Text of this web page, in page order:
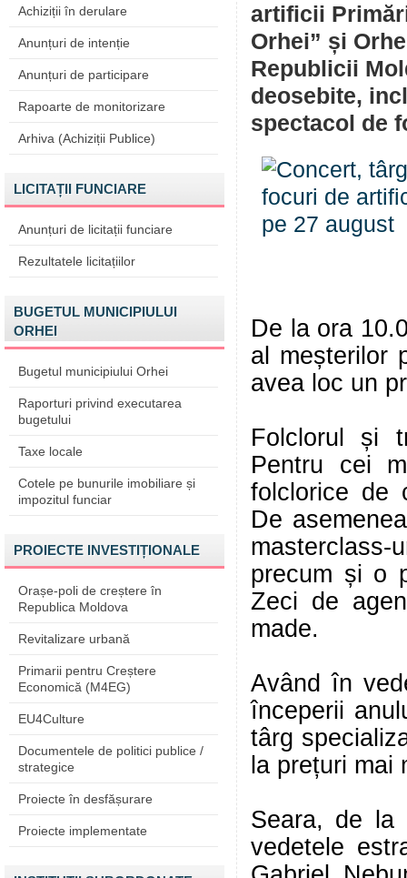
Achiziții în derulare
Anunțuri de intenție
Anunțuri de participare
Rapoarte de monitorizare
Arhiva (Achiziții Publice)
LICITAȚII FUNCIARE
Anunțuri de licitații funciare
Rezultatele licitațiilor
BUGETUL MUNICIPIULUI
ORHEI
Bugetul municipiului Orhei
Raporturi privind executarea
bugetului
Taxe locale
Cotele pe bunurile imobiliare și
impozitul funciar
PROIECTE INVESTIȚIONALE
Orașe-poli de creștere în
Republica Moldova
Revitalizare urbană
Primarii pentru Creștere
Economică (M4EG)
EU4Culture
Documentele de politici publice /
strategice
Proiecte în desfășurare
Proiecte implementate
artificii
Orhei” și
Republicii
deosebite,
spectacol de
De la ora
al meșterilor
avea loc un
Folclorul și
Pentru cei
folclorice de
De
precum și o
Zeci de
made.
Având în
începerii
târg
la prețuri
Seara, de la
vedetele